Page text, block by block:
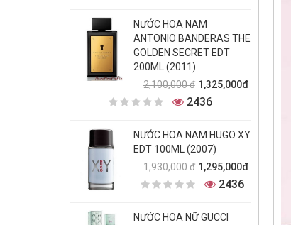
NƯỚC HOA NAM
ANTONIO BANDERAS THE
GOLDEN SECRET EDT
200ML (2011)
2,100,000 đ 1,325,000đ
2436
NƯỚC HOA NAM HUGO XY
EDT 100ML (2007)
1,930,000 đ 1,295,000đ
2436
NƯỚC HOA NỮ GUCCI